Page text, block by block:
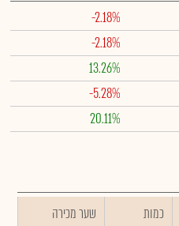
-2.18%
-2.18%
13.26%
-5.28%
20.11%
כמות
שער מכירה